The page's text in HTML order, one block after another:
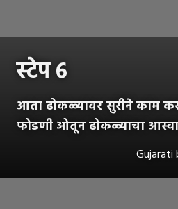
स्टेप ६
आता ढोकळ्यावर सुरीने काम
फोडणी ओतून ढोकळ्याचा
Gujarati